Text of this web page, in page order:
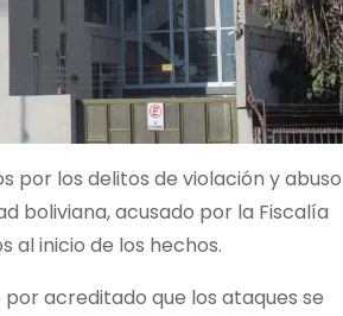
por los delitos de violación y abuso
boliviana, acusado por la Fiscalía
al inicio de los hechos.
acreditado que los ataques se